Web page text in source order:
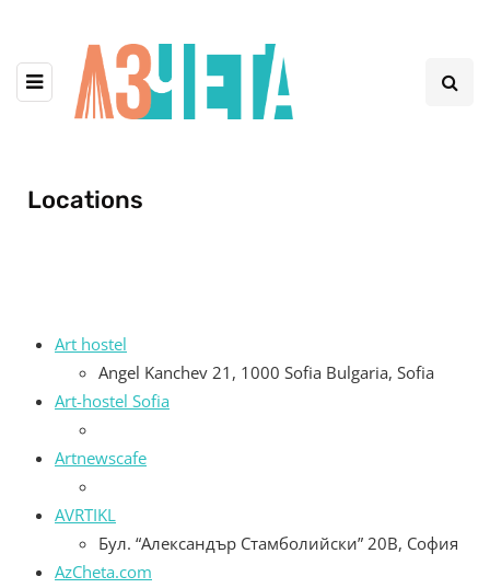
Locations
Art hostel
Angel Kanchev 21, 1000 Sofia Bulgaria, Sofia
Art-hostel Sofia
Artnewscafe
AVRTIKL
Бул. “Александър Стамболийски” 20В, София
AzCheta.com